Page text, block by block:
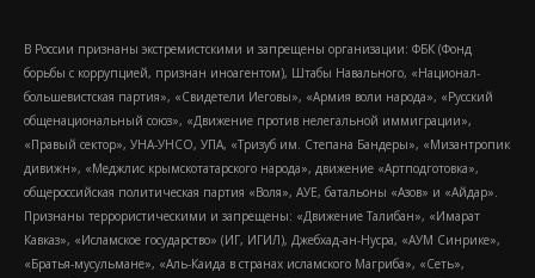
В России признаны экстремистскими и запрещены организации: ФБК (Фонд
борьбы с коррупцией, признан иноагентом), Штабы Навального, «Национал-
большевистская партия», «Свидетели Иеговы», «Армия воли народа», «Русский
общенациональный союз», «Движение против нелегальной иммиграции»,
«Правый сектор», УНА-УНСО, УПА, «Тризуб им. Степана Бандеры», «Мизантропик
дивижн», «Меджлис крымскотатарского народа», движение «Артподготовка»,
общероссийская политическая партия «Воля», АУЕ, батальоны «Азов» и «Айдар».
Признаны террористическими и запрещены: «Движение Талибан», «Имарат
Кавказ», «Исламское государство» (ИГ, ИГИЛ), Джебхад-ан-Нусра, «АУМ Синрике»,
«Братья-мусульмане», «Аль-Каида в странах исламского Магриба», «Сеть»,